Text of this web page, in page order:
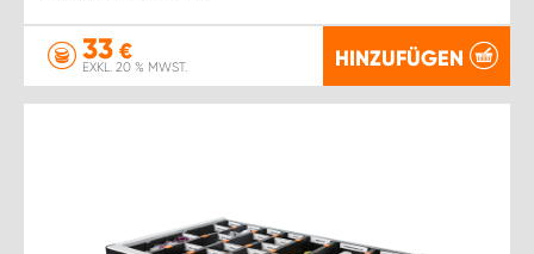
33 €
EXKL. 20 % MWST. HINZUFÜGEN